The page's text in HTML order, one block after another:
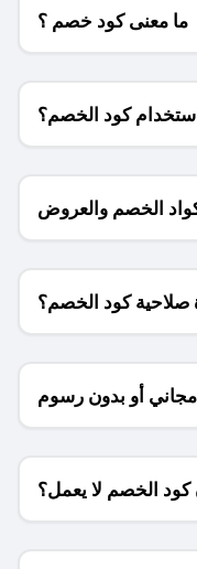
ما معنى كود خصم ؟
كود الخصم؟
الخصم والعروض
للمتاجر؟
صلاحية كود الخصم؟
أو بدون رسوم
الشحن ؟
كود الخصم لا يعمل؟